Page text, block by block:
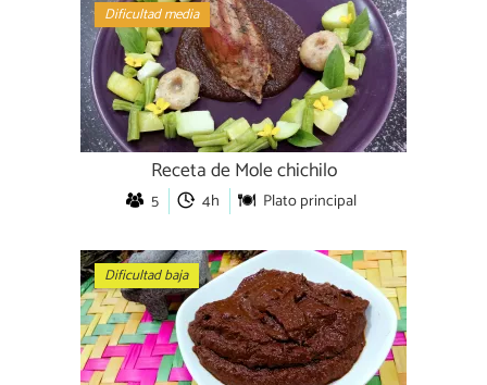
Dificultad media
Receta de Mole chichilo
5 4h Plato principal
Dificultad baja